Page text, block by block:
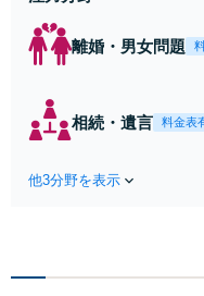
離婚・男女問題
相続・遺言 料金表
他3分野を表示